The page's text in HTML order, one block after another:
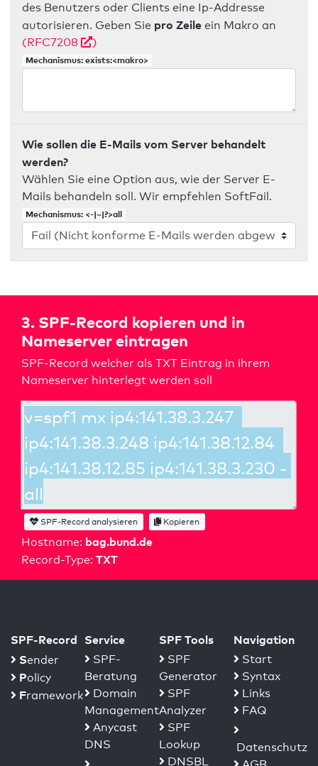
des Benutzers oder Clients eine Ip-Addresse
autorisieren. Geben Sie pro Zeile ein Makro an
(RFC7208
)
Mechanismus: exists:<makro>
Wie sollen die E-Mails vom Server behandelt
werden?
Wählen Sie eine Option aus, wie der Server E-
Mails behandeln soll. Wir empfehlen SoftFail.
Mechanismus: <-|~|?>all
3. SPF-Record kopieren und in
Nameserver eintragen
SPF-Record welcher als TXT Eintrag in ihrem
Nameserver hinterlegt werden soll
Hostname: bag.bund.de
Record-Type: TXT
SPF-Record analysieren Kopieren
SPF-Record
Sender
Policy
Framework
Service
SPF-
Beratung
Domain
Management
Anycast
DNS
SPF Tools
SPF
Generator
SPF
Analyzer
SPF
Lookup
DNSBL
Navigation
Start
Syntax
Links
FAQ
Datenschutz